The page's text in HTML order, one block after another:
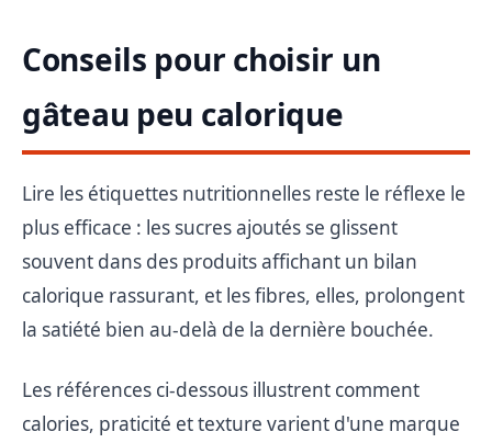
Conseils pour choisir un
gâteau peu calorique
Lire les étiquettes nutritionnelles reste le réflexe le
plus efficace : les sucres ajoutés se glissent
souvent dans des produits affichant un bilan
calorique rassurant, et les fibres, elles, prolongent
la satiété bien au-delà de la dernière bouchée.
Les références ci-dessous illustrent comment
calories, praticité et texture varient d'une marque